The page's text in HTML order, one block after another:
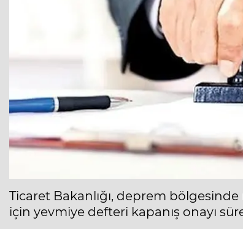
Ticaret Bakanlığı, deprem
için yevmiye defteri kapanış onayı